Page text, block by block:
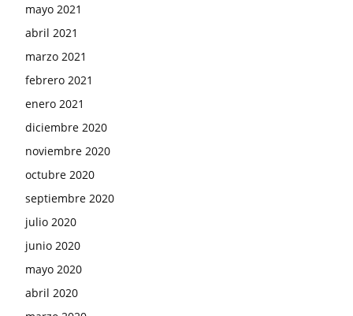
mayo 2021
abril 2021
marzo 2021
febrero 2021
enero 2021
diciembre 2020
noviembre 2020
octubre 2020
septiembre 2020
julio 2020
junio 2020
mayo 2020
abril 2020